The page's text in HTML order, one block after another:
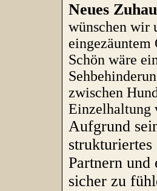
Neues
wünschen wir
eingezäuntem
Schön wäre
zwischen
Einzelhaltung
Aufgrund
Partnern und
sicher zu